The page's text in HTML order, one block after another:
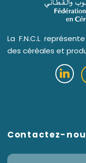
La F.N.C.L
des céréales et
Contactez-